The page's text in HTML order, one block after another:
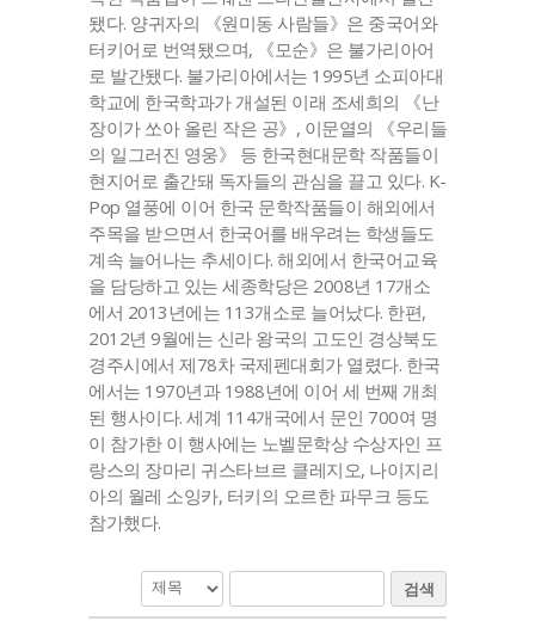
됐다. 양귀자의 《원미동 사람들》은 중국어와
터키어로 번역됐으며, 《모순》은 불가리아어
로 발간됐다. 불가리아에서는 1995년 소피아대
학교에 한국학과가 개설된 이래 조세희의 《난
장이가 쏘아 올린 작은 공》, 이문열의 《우리들
의 일그러진 영웅》 등 한국현대문학 작품들이
현지어로 출간돼 독자들의 관심을 끌고 있다. K-
Pop 열풍에 이어 한국 문학작품들이 해외에서
주목을 받으면서 한국어를 배우려는 학생들도
계속 늘어나는 추세이다. 해외에서 한국어교육
을 담당하고 있는 세종학당은 2008년 17개소
에서 2013년에는 113개소로 늘어났다. 한편,
2012년 9월에는 신라 왕국의 고도인 경상북도
경주시에서 제78차 국제펜대회가 열렸다. 한국
에서는 1970년과 1988년에 이어 세 번째 개최
된 행사이다. 세계 114개국에서 문인 700여 명
이 참가한 이 행사에는 노벨문학상 수상자인 프
랑스의 장마리 귀스타브르 클레지오, 나이지리
아의 월레 소잉카, 터키의 오르한 파무크 등도
참가했다.
검색